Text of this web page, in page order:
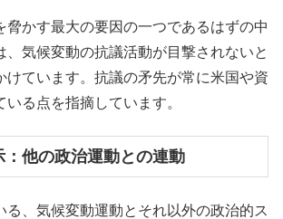
脅かす最大の要因の一つであるはずの中
、気候変動の抗議活動が目撃されないと
けています。抗議の矛先が常に米国や資
る点を指摘しています。
：他の政治運動との連動
る、気候変動運動とそれ以外の政治的ス